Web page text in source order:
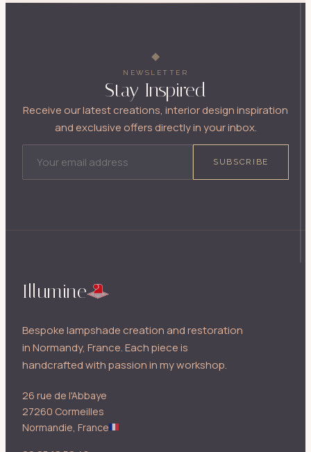
NEWSLETTER
Stay Inspired
Receive our latest creations, interior design inspiration
and exclusive offers directly in your inbox.
SUBSCRIBE
Illumine
Bespoke lampshade creation and restoration
in Normandy, France. Each piece is
handcrafted with passion in my workshop.
26 rue de l'Abbaye
27260 Cormeilles
Normandie, France